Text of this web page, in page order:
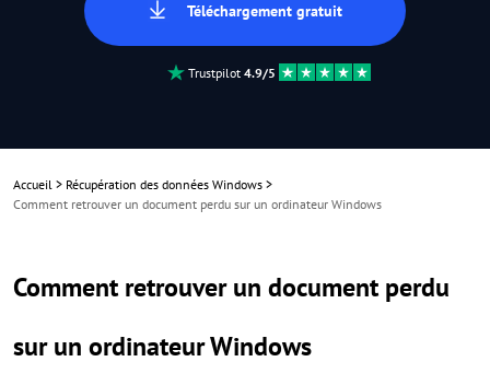
Téléchargement gratuit
Trustpilot 4.9/5
Accueil > Récupération des données Windows >
Comment retrouver un document perdu sur un ordinateur Windows
Comment retrouver un document perdu
sur un ordinateur Windows